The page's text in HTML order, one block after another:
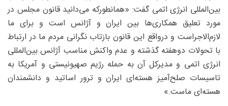
بین‌المللی انرژی اتمی گفت: «همانطورکه می‌دانید قانون مجلس در
مورد تعلیق همکاری‌ها بین ایران و آژانس است و برای ما
لازم‌الاجراست و درواقع این قانون بازتاب نگرانی مردم ما در ارتباط
با تحولات دوهفته گذشته و عدم واکنش مناسب آژانس بین‌المللی
انرژی اتمی و مدیرکل آن به حمله رژیم صهیونیستی و آمریکا به
تاسیسات صلح‌آمیز هسته‌ای ایران و ترور اساتید و دانشمندان
هسته‌ای ماست.»